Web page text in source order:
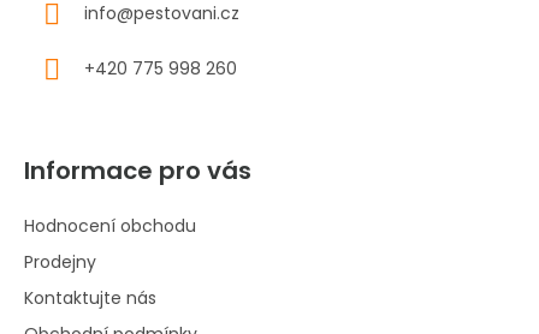
info@pestovani.cz
+420 775 998 260
Informace pro vás
Hodnocení obchodu
Prodejny
Kontaktujte nás